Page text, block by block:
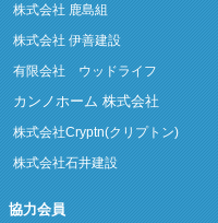
株式会社 鹿島組
株式会社 伊善建設
有限会社 ウッドライフ
カンノホーム 株式会社
株式会社Cryptn(クリプトン)
株式会社石井建設
協力会員